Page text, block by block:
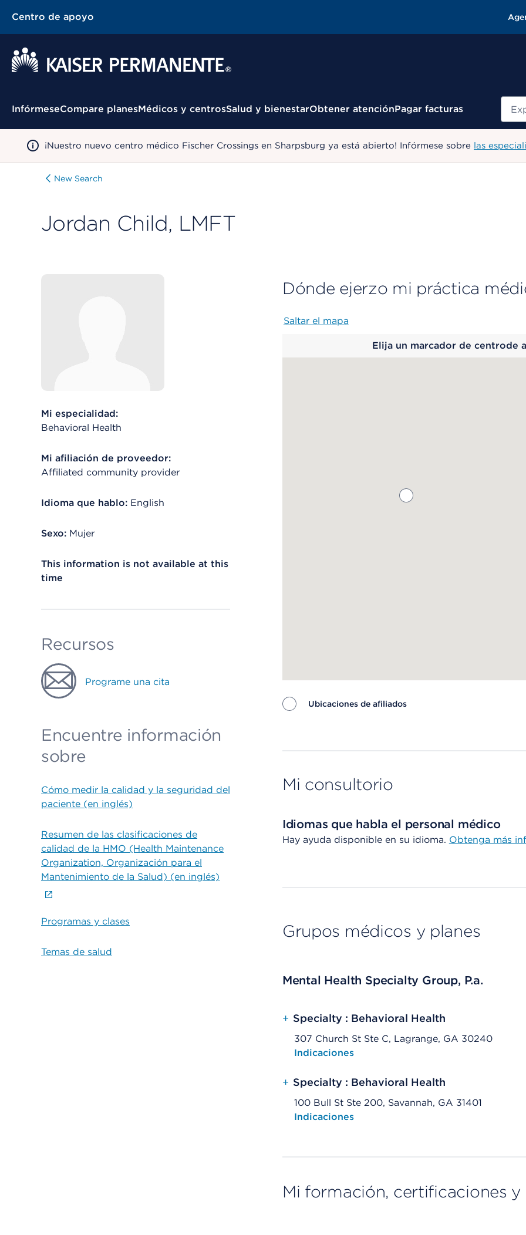
Centro de apoyo
Menú contextual
InfórmeseCompare planesMédicos y centrosSalud y bienestarObtener atenciónPagar facturas
¡Nuestro nuevo centro médico Fischer Crossings en Sharpsburg ya está abierto! Infórmese sobre las
New Search
Jordan Child, LMFT
Mi especialidad:
Behavioral Health
Mi afiliación de proveedor:
Affiliated community provider
Idioma que hablo: English
Sexo: Mujer
This information is not available at this
time
Recursos
Programe una cita
Encuentre información
sobre
Cómo medir la calidad y la seguridad del
paciente (en inglés)
Resumen de las clasificaciones de
calidad de la HMO (Health Maintenance
Organization, Organización para el
Mantenimiento de la Salud) (en inglés)
Programas y clases
Temas de salud
Dónde ejerzo mi práctica
Saltar el mapa
Elija un marcador de centrode
Ubicaciones de afiliados
Mi consultorio
Idiomas que habla el personal médico
Hay ayuda disponible en su idioma. Obtenga más
Grupos médicos y planes
Mental Health Specialty Group, P.a.
+ Specialty : Behavioral Health
307 Church St Ste C, Lagrange, GA 30240
Opens native map application on mobile devices
Indicaciones
+ Specialty : Behavioral Health
100 Bull St Ste 200, Savannah, GA 31401
Opens native map application on mobile devices
Indicaciones
Mi formación, certificaciones y